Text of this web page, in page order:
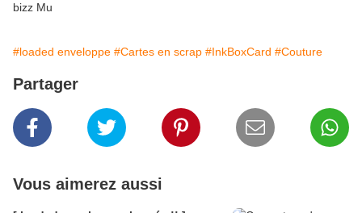
bizz Mu
#loaded enveloppe #Cartes en scrap #InkBoxCard #Couture
Partager
Vous aimerez aussi